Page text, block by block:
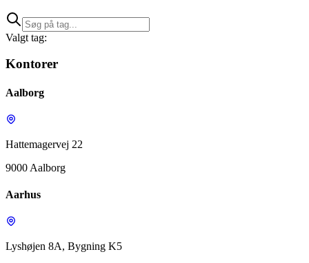
Valgt tag:
Kontorer
Aalborg
Hattemagervej 22
9000 Aalborg
Aarhus
Lyshøjen 8A, Bygning K5